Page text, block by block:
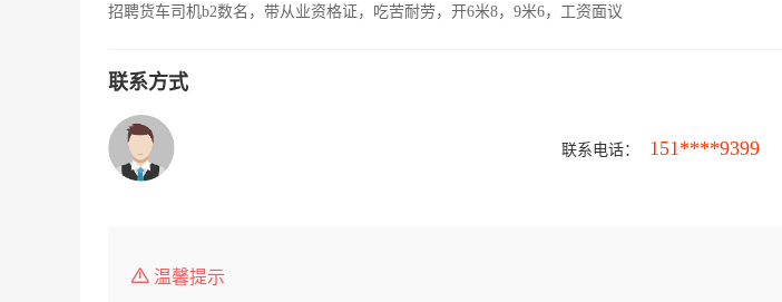
招聘货车司机b2数名，带从业资格证，吃苦耐劳，开6米8，9米6，工资面议
联系方式
联系电话： 151****9399
温馨提示